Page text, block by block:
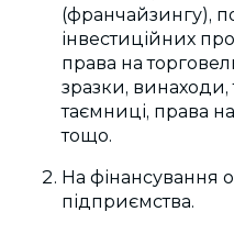
(франчайзингу),
інвестиційних
права на
зразки, винаходи,
таємниці, права
тощо.
На фінансування
підприємства.